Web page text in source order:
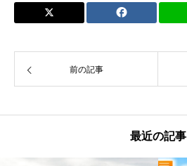
前の記事
最近の記事